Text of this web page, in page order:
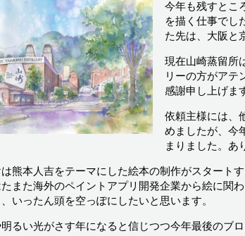
今年も残すとこ
を描く仕事でし
た先は、大阪と
現在山崎蒸留所
リーの方がアテ
感謝申し上げま
依頼主様には、
めましたが、今
まりました。あ
熊本人吉をテーマにした絵本の制作がスタート
また海外のペイントアプリ開発企業から絵に関
いったん頭を空っぽにしたいと思います。
るい光がさす年になると信じつつ今年最後のブロ